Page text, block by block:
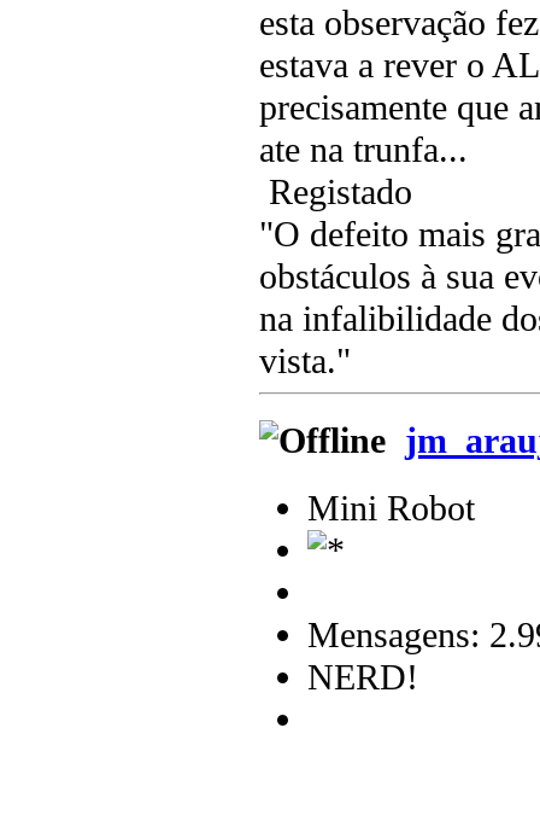
esta observação
estava a rever o
precisamente que
ate na trunfa...
Registado
"O defeito mais
obstáculos à sua
na infalibilidade
vista."
Mini Robot
Mensagens:
NERD!